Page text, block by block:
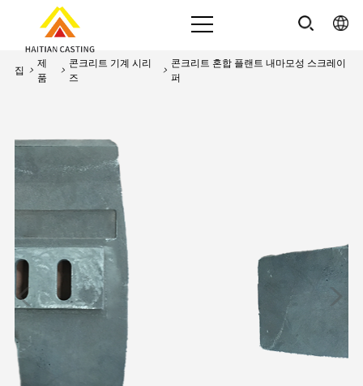
집 >
제
품
>
콘크리트 기계 시리
즈
>
콘크리트 혼합 플랜트 내마모성 스크레이
퍼
>
<